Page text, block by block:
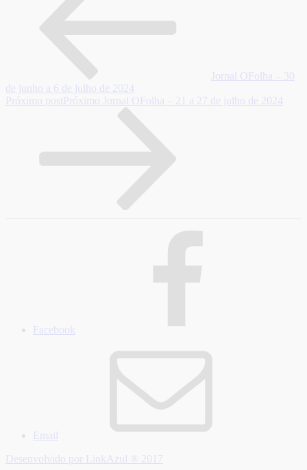
Jornal OFolha – 30
de junho a 6 de julho de 2024
Próximo post Próximo Jornal OFolha – 21 a 27 de julho de 2024
Facebook
Email
Desenvolvido por LinkAzul ® 2017